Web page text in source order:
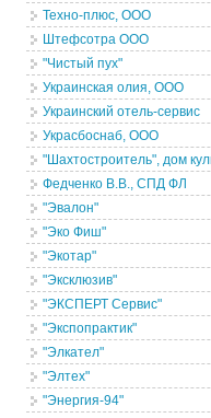
Техно-плюс, ООО
Штефсотра ООО
"Чистый пух"
Украинская олия, ООО
Украинский отель-сервис
Украсбоснаб, ООО
"Шахтостроитель", дом
Федченко В.В., СПД ФЛ
"Эвалон"
"Эко Фиш"
"Экотар"
"Эксклюзив"
"ЭКСПЕРТ Сервис"
"Экспопрактик"
"Элкател"
"Элтех"
"Энергия-94"